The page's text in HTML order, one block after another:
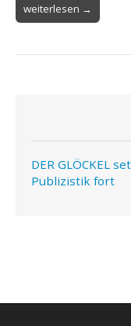
weiterlesen →
DER GLÖCKEL
Publizistik fort